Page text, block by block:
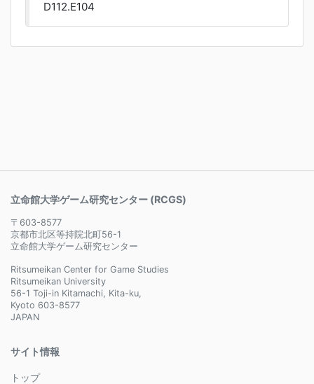
D112.E104
立命館大学ゲーム研究センター (RCGS)
〒603-8577
京都市北区等持院北町56-1
立命館大学ゲーム研究センター
Ritsumeikan Center for Game Studies
Ritsumeikan University
56-1 Toji-in Kitamachi, Kita-ku,
Kyoto 603-8577
JAPAN
サイト情報
トップ